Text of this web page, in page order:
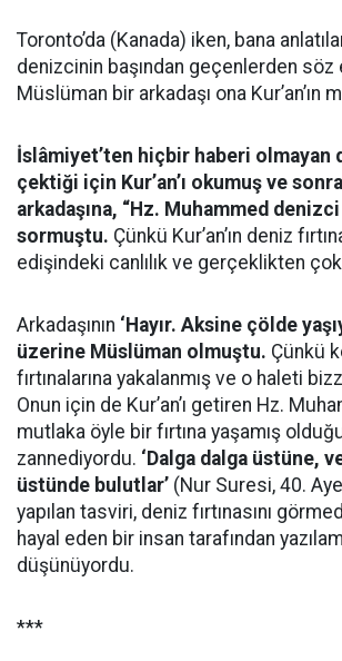
Toronto’da (Kanada) iken, bana
denizcinin başından geçenlerden söz
Müslüman bir arkadaşı ona Kur’an’ın
İslâmiyet’ten hiçbir haberi
çektiği için Kur’an’ı okumuş ve
arkadaşına, “Hz. Muhammed
sormuştu. Çünkü Kur’an’ın deniz
edişindeki canlılık ve gerçeklikten
Arkadaşının ‘Hayır. Aksine çölde
üzerine Müslüman olmuştu. Çünkü
fırtınalarına yakalanmış ve o haleti
Onun için de Kur’an’ı getiren Hz.
mutlaka öyle bir fırtına yaşamış
zannediyordu. ‘Dalga dalga üstüne,
üstünde bulutlar’ (Nur Suresi, 40.
yapılan tasviri, deniz fırtınasını
hayal eden bir insan tarafından
düşünüyordu.
***